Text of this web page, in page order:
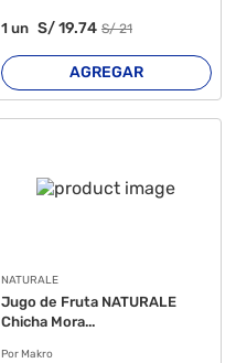
1 un S/19.74 S/21
AGREGAR
NATURALE
Jugo de Fruta NATURALE
Chicha Mora...
Por Makro